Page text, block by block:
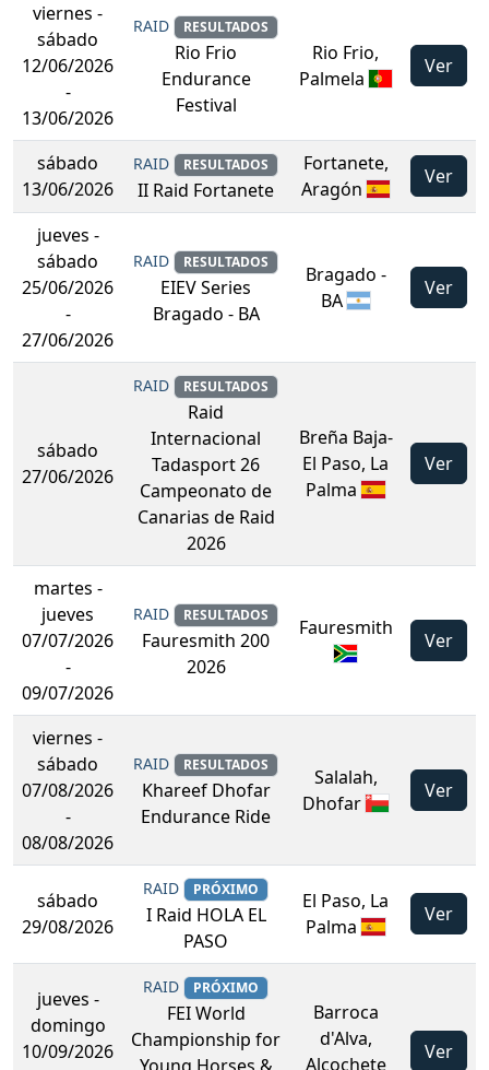
viernes -
sábado
12/06/2026
-
13/06/2026
RAID RESULTADOS
Rio Frio
Endurance
Festival
Rio Frio,
Palmela
Ver
sábado
13/06/2026
RAID RESULTADOS
II Raid Fortanete
Fortanete,
Aragón
Ver
jueves -
sábado
25/06/2026
-
27/06/2026
RAID RESULTADOS
EIEV Series
Bragado - BA
Bragado -
BA
Ver
sábado
27/06/2026
RAID RESULTADOS
Raid
Internacional
Tadasport 26
Campeonato de
Canarias de Raid
2026
Breña Baja-
El Paso, La
Palma
Ver
martes -
jueves
07/07/2026
-
09/07/2026
RAID RESULTADOS
Fauresmith 200
2026
Fauresmith
Ver
viernes -
sábado
07/08/2026
-
08/08/2026
RAID RESULTADOS
Khareef Dhofar
Endurance Ride
Salalah,
Dhofar
Ver
sábado
29/08/2026
RAID PRÓXIMO
I Raid HOLA EL
PASO
El Paso, La
Palma
Ver
jueves -
domingo
10/09/2026
RAID PRÓXIMO
FEI World
Championship for
Barroca
d'Alva,
Alcochete
Ver